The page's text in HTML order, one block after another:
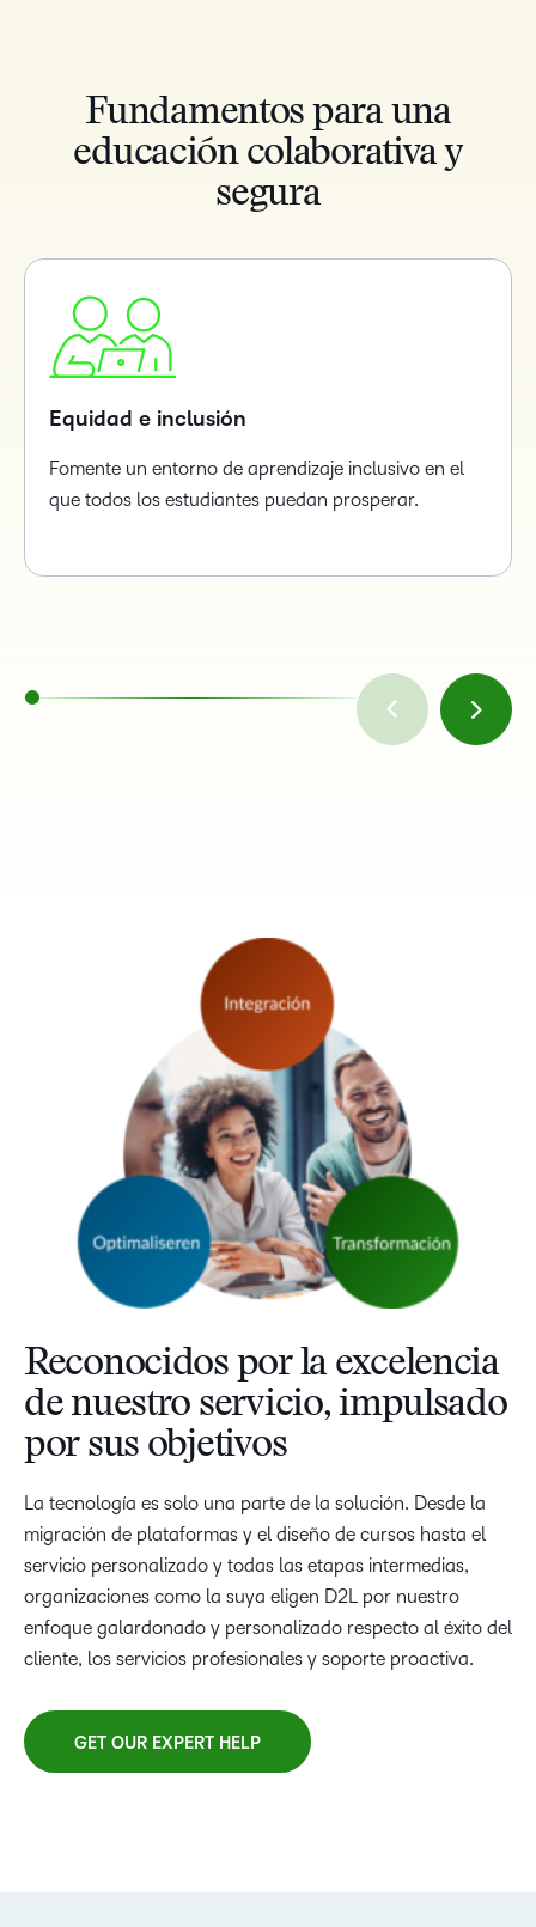
Fundamentos para una
educación colaborativa y
segura
Equidad e inclusión
Fomente un entorno de aprendizaje inclusivo en el
que todos los estudiantes puedan prosperar.
Reconocidos por la excelencia
de nuestro servicio, impulsado
por sus objetivos
La tecnología es solo una parte de la solución. Desde la
migración de plataformas y el diseño de cursos hasta el
servicio personalizado y todas las etapas intermedias,
organizaciones como la suya eligen D2L por nuestro
enfoque galardonado y personalizado respecto al éxito del
cliente, los servicios profesionales y soporte proactiva.
GET OUR EXPERT HELP